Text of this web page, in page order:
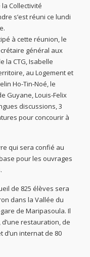
Collectivité
s’est réuni ce lundi
à cette réunion, le
général aux
la CTG, Isabelle
au Logement et
Ho-Tin-Noé, le
Guyane, Louis-Felix
discussions, 3
pour concourir à
qui sera confié au
pour les ouvrages
de 825 élèves sera
dans la Vallée du
de Maripasoula. Il
restauration, de
d’un internat de 80